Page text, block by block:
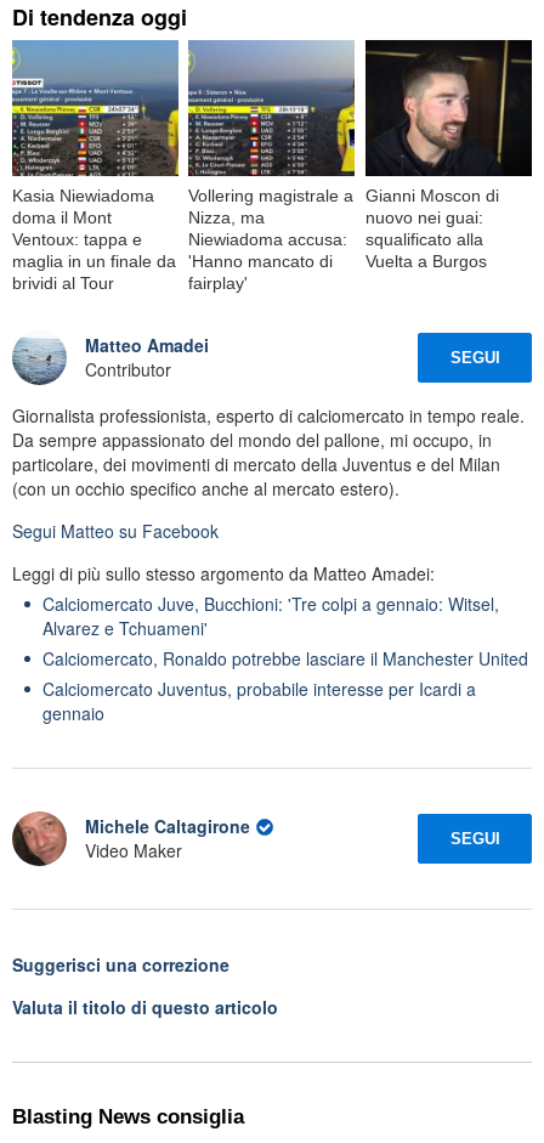
Di tendenza oggi
Kasia Niewiadoma
doma il Mont
Ventoux: tappa e
maglia in un finale da
brividi al Tour
Vollering magistrale a
Nizza, ma
Niewiadoma accusa:
'Hanno mancato di
fairplay'
Gianni Moscon di
nuovo nei guai:
squalificato alla
Vuelta a Burgos
Matteo Amadei
Contributor
SEGUI
Giornalista professionista, esperto di calciomercato in tempo reale.
Da sempre appassionato del mondo del pallone, mi occupo, in
particolare, dei movimenti di mercato della Juventus e del Milan
(con un occhio specifico anche al mercato estero).
Segui Matteo su Facebook
Leggi di più sullo stesso argomento da Matteo Amadei:
Calciomercato Juve, Bucchioni: 'Tre colpi a gennaio: Witsel,
Alvarez e Tchuameni'
Calciomercato, Ronaldo potrebbe lasciare il Manchester United
Calciomercato Juventus, probabile interesse per Icardi a
gennaio
Michele Caltagirone
Video Maker
SEGUI
Suggerisci una correzione
Valuta il titolo di questo articolo
Blasting News consiglia